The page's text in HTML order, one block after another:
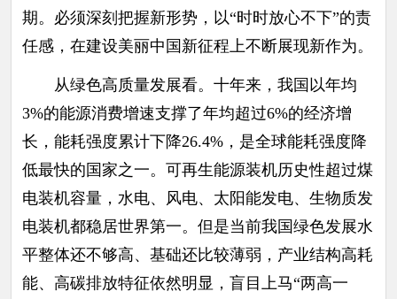
期。必须深刻把握新形势，以“时时放心不下”的责
任感，在建设美丽中国新征程上不断展现新作为。
从绿色高质量发展看。十年来，我国以年均
3%的能源消费增速支撑了年均超过6%的经济增
长，能耗强度累计下降26.4%，是全球能耗强度降
低最快的国家之一。可再生能源装机历史性超过煤
电装机容量，水电、风电、太阳能发电、生物质发
电装机都稳居世界第一。但是当前我国绿色发展水
平整体还不够高、基础还比较薄弱，产业结构高耗
能、高碳排放特征依然明显，盲目上马“两高一